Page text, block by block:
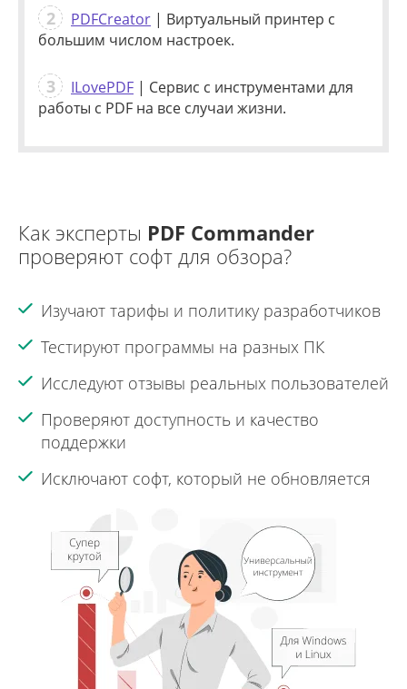
2 PDFCreator | Виртуальный принтер с
большим числом настроек.
3 ILovePDF | Сервис с инструментами для
работы с PDF на все случаи жизни.
Как эксперты PDF Commander
проверяют софт для обзора?
Изучают тарифы и политику разработчиков
Тестируют программы на разных ПК
Исследуют отзывы реальных пользователей
Проверяют доступность и качество
поддержки
Исключают софт, который не обновляется